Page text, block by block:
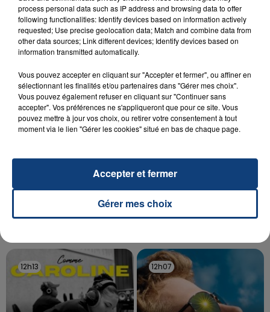
INCENDIE MORTEL À LENS : UNE FEMME ET
SON BÉBÉ ENTRE LA VIE ET LA...
Un homme s'est immolé par le feu après avoir
aspergé sa compagne et leur bébé de trois mois
d'un liquide inflammable.
UNE ADOLESCENTE DEVANT SE FAIRE
OPÉRER DE LA CHEVILLE RESSORT DE LA...
La famille a porté plainte contre la clinique qui a
reconnu sa responsabilité et présenté ses
excuses.
12h13
12h13 12h07
12h07
process personal data such as IP address and browsing data to offer
following functionalities: Identify devices based on information actively
requested; Use precise geolocation data; Match and combine data from
other data sources; Link different devices; Identify devices based on
information transmitted automatically.
Vous pouvez accepter en cliquant sur "Accepter et fermer", ou affiner en
sélectionnant les finalités et/ou partenaires dans "Gérer mes choix".
Vous pouvez également refuser en cliquant sur "Continuer sans
accepter". Vos préférences ne s'appliqueront que pour ce site. Vous
pouvez mettre à jour vos choix, ou retirer votre consentement à tout
moment via le lien "Gérer les cookies" situé en bas de chaque page.
Gérer mes choix
Accepter et fermer